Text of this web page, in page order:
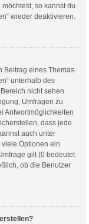
so kannst du
wieder deaktivieren.
Beitrag eines Themas
unterhalb des
nicht sehen
Umfragen zu
Antwortmöglichkeiten
dass jede
auch unter
viele Optionen ein
gilt (0 bedeutet
ob die Benutzer